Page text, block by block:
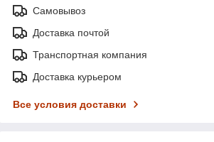
Самовывоз
Доставка почтой
Транспортная компания
Доставка курьером
Все условия доставки